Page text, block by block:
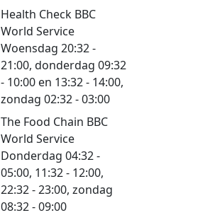
Health Check BBC
World Service
Woensdag 20:32 -
21:00, donderdag 09:32
- 10:00 en 13:32 - 14:00,
zondag 02:32 - 03:00
The Food Chain BBC
World Service
Donderdag 04:32 -
05:00, 11:32 - 12:00,
22:32 - 23:00, zondag
08:32 - 09:00